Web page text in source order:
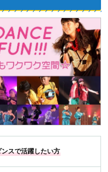
ンスで活躍したい方